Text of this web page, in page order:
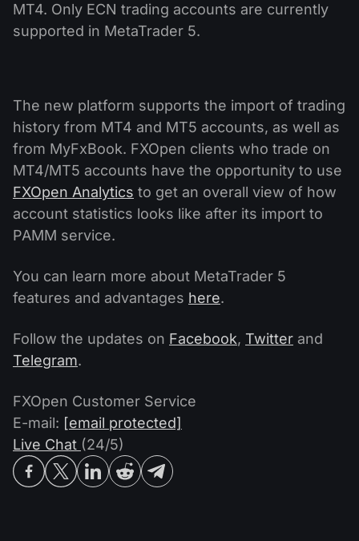
โบรกเกอร์ฟอเร็กซ์คืออะไร?
MT4. Only ECN trading accounts are currently
supported in MetaTrader 5.
The new platform supports the import of trading
history from MT4 and MT5 accounts, as well as
from MyFxBook. FXOpen clients who trade on
MT4/MT5 accounts have the opportunity to use
FXOpen Analytics to get an overall view of how
account statistics looks like after its import to
PAMM service.
You can learn more about MetaTrader 5
features and advantages here.
Follow the updates on Facebook, Twitter and
Telegram.
FXOpen Customer Service
E-mail: [email protected]
Live Chat (24/5)